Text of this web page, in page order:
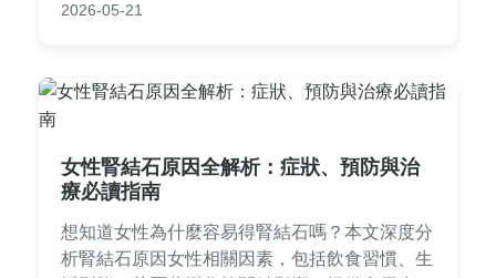
資訊。
2026-05-21
女性腎結石原因全解析：症狀、預防與治
療必讀指南
想知道女性為什麼容易得腎結石嗎？本文深度分
析腎結石原因女性相關因素，包括飲食習慣、生